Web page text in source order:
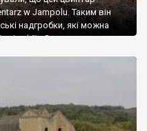
w Jampolu. Таким він
надгробки, які можна
Загалом цвинтар